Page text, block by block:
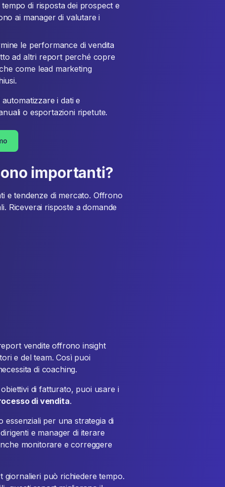
di risposta dei prospect e
ai manager di valutare i
le performance di vendita
ad altri report perché copre
come lead marketing
i dati e
o esportazioni ripetute.
importanti?
e tendenze di mercato. Offrono
Riceverai risposte a domande
vendite offrono insight
e del team. Così puoi
di coaching.
di fatturato, puoi usare i
di vendita.
essenziali per una strategia di
e manager di iterare
monitorare e correggere
può richiedere tempo.